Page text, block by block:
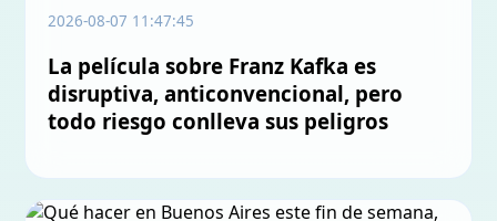
2026-08-07 11:47:45
La película sobre Franz Kafka es
disruptiva, anticonvencional, pero
todo riesgo conlleva sus peligros